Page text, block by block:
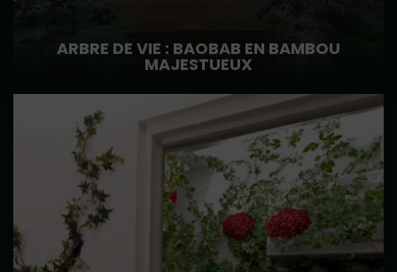
ARBRE DE VIE : BAOBAB EN BAMBOU
MAJESTUEUX